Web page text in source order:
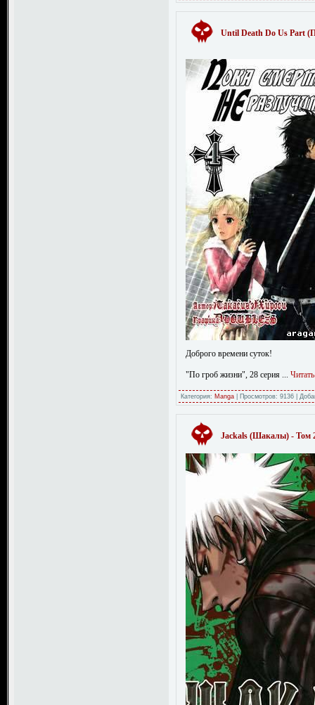
Until Death Do Us Part
Доброго времени суток!
"По гроб жизни", 28 серия ...
Категория: Manga Просмотров: 9136
Jackals (Шакалы) - Том